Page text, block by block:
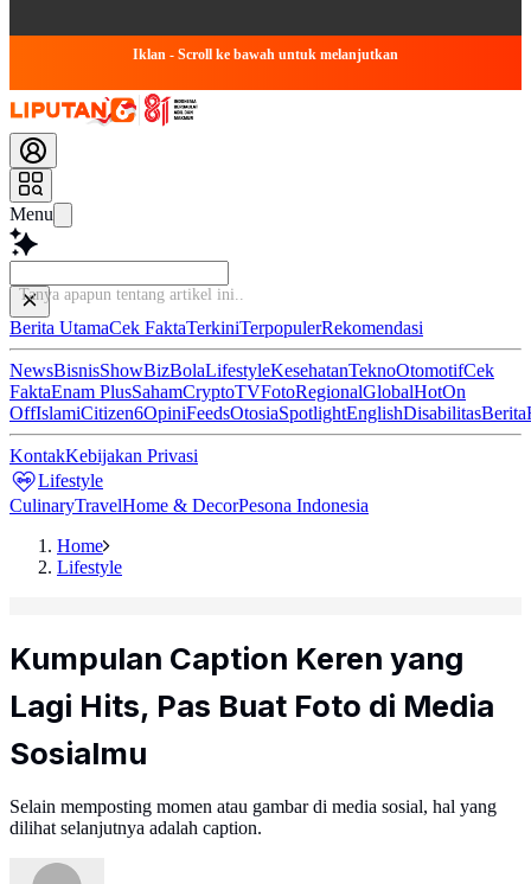
Iklan - Scroll ke bawah untuk melanjutkan
Menu
Tanya apapun tentang artikel
Berita UtamaCek FaktaTerkiniTerpopulerRekomendasi
NewsBisnisShowBizBolaLifestyleKesehatanTeknoOtomotifCek
FaktaEnam PlusSahamCryptoTVFotoRegionalGlobalHotOn
OffIslamiCitizen6OpiniFeedsOtosiaSpotlightEnglishDisabilitasBerita
KontakKebijakan Privasi
Lifestyle
CulinaryTravelHome & DecorPesona Indonesia
Home
Lifestyle
Kumpulan Caption Keren yang
Lagi Hits, Pas Buat Foto di Media
Sosialmu
Selain memposting momen atau gambar di media sosial, hal yang
dilihat selanjutnya adalah caption.